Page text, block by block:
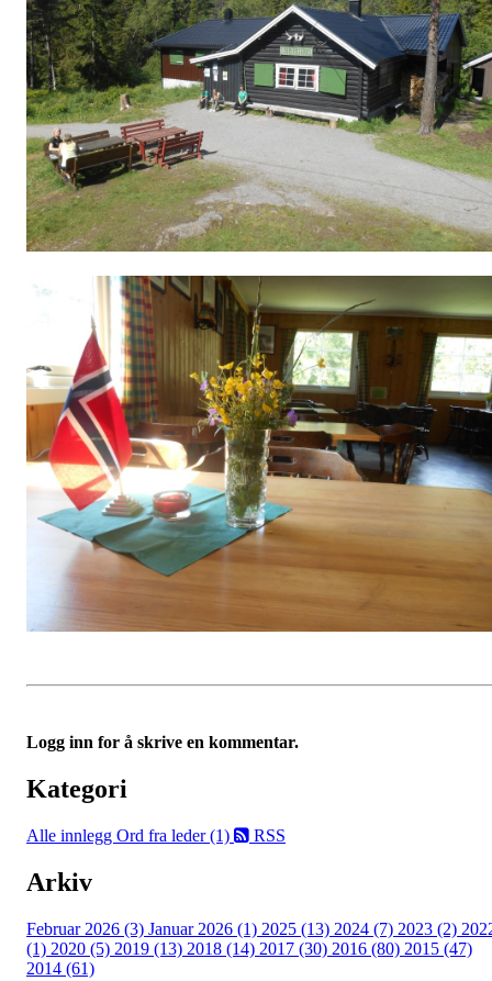
Logg inn for å skrive en kommentar.
Kategori
Alle innlegg Ord fra leder (1) RSS
Arkiv
Februar 2026 (3) Januar 2026 (1) 2025 (13) 2024 (7) 2023 (2)
(1) 2020 (5) 2019 (13) 2018 (14) 2017 (30) 2016 (80) 2015 (47)
2014 (61)